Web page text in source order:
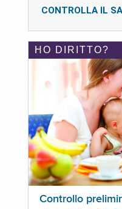
CONTROLLA IL
HO DIRITTO?
Controllo